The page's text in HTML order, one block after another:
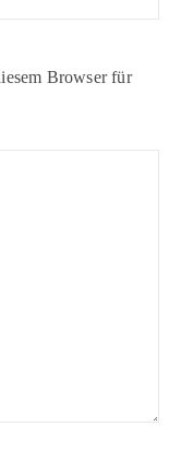
Browser für